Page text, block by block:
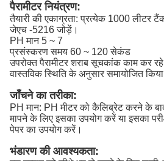
पैरामीटर नियंत्रण:
तैयारी की एकाग्रता: प्रत्येक 1000 लीटर
जेएच -5216 जोड़ें।
PH मान 5 ~ 7
प्रसंस्करण समय 60 ~ 120 सेकंड
उपरोक्त पैरामीटर शराब सूचकांक काम कर
वास्तविक स्थिति के अनुसार समायोजित
जाँचने का तरीका:
PH मान: PH मीटर को कैलिब्रेट करने के
मापने के लिए इसका उपयोग करें या इसका
पेपर का उपयोग करें।
भंडारण की आवश्यकता: